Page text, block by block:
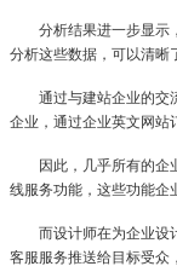
分析结果进一步显示，
分析这些数据，可以清晰
通过与建站企业的交流
企业，通过企业英文网站
因此，几乎所有的企业
线服务功能，这些功能企
而设计师在为企业设计
客服服务推送给目标受众